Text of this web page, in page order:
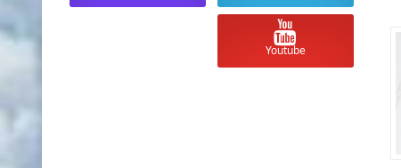
اليوم الأحد 10 مايو 2026 مقابل الجنية
Youtube